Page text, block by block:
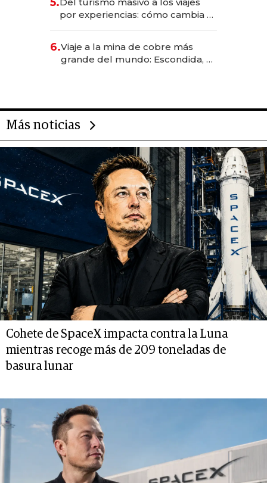
transformadoras
por experiencias: cómo cambia el
6.Viaje a la mina de cobre más
grande del mundo: Escondida, el
Más noticias
Cohete de SpaceX impacta contra la Luna
mientras recoge más de 209 toneladas de
basura lunar